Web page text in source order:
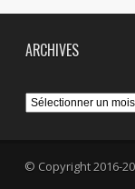
ARCHIVES
Archives
© Copyright 2016-